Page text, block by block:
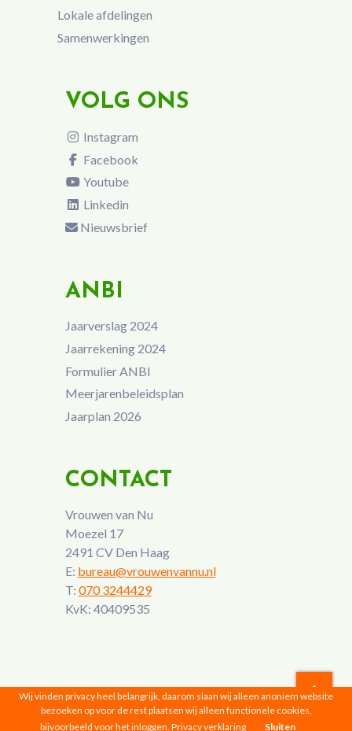
Lokale afdelingen
Samenwerkingen
VOLG ONS
Instagram
Facebook
Youtube
Linkedin
Nieuwsbrief
ANBI
Jaarverslag 2024
Jaarrekening 2024
Formulier ANBI
Meerjarenbeleidsplan
Jaarplan 2026
CONTACT
Vrouwen van Nu
Moezel 17
2491 CV Den Haag
E: bureau@vrouwenvannu.nl
T: 070 3244429
KvK: 40409535
Vrouwen van Nu © 2026 |Privacyverklaring
Wij vinden privacy heel belangrijk, daarom slaan wij alleen anoniem website
bezoeken op voor de rest plaatsen wij alleen functionele cookies,
bijvoorbeeld voor het inloggen. Privacy verklaring Sluiten